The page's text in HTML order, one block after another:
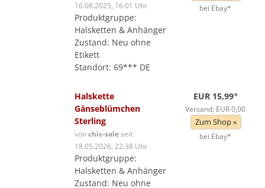
16.08.2025, 16:01 Uhr
Produktgruppe:
Halsketten & Anhänger
Zustand: Neu ohne
Etikett
Standort: 69*** DE
bei Ebay*
Halskette
Gänseblümchen
Sterling
vonchic-saleseit
18.05.2026, 22:38 Uhr
Produktgruppe:
Halsketten & Anhänger
Zustand: Neu ohne
EUR 15,99*
Versand: EUR 0,00
Zum Shop »
bei Ebay*